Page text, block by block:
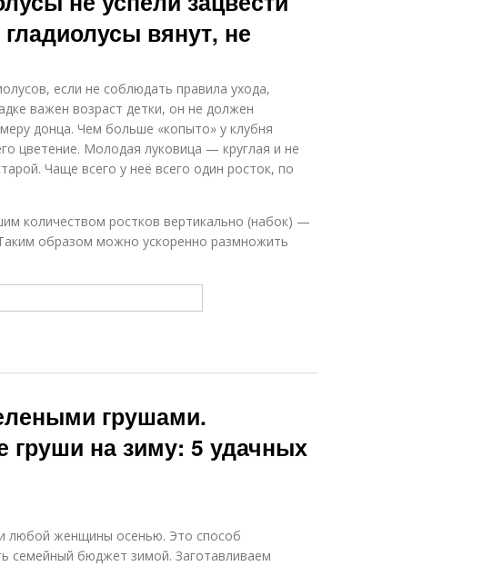
вянут, не
если не соблюдать правила ухода,
важен возраст детки, он не должен
донца. Чем больше «копыто» у клубня
цветение. Молодая луковица — круглая и не
Чаще всего у неё всего один росток, по
количеством ростков вертикально (набок) —
образом можно ускоренно размножить
грушами.
груши на зиму: 5 удачных
любой женщины осенью. Это способ
семейный бюджет зимой. Заготавливаем